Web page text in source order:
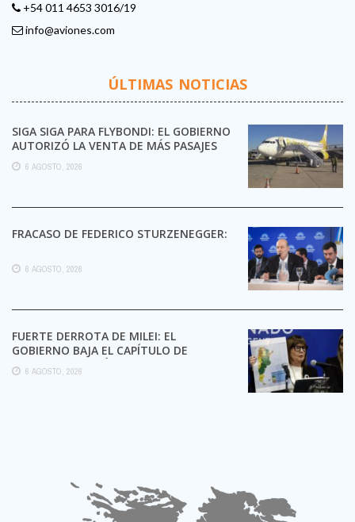
+54 011 4653 3016/19
info@aviones.com
ÚLTIMAS NOTICIAS
SIGA SIGA PARA FLYBONDI: EL GOBIERNO
AUTORIZÓ LA VENTA DE MÁS PASAJES
6 AGOSTO, 2026
FRACASO DE FEDERICO STURZENEGGER:
6 AGOSTO, 2026
FUERTE DERROTA DE MILEI: EL
GOBIERNO BAJA EL CAPÍTULO DE
EXTRANJERIZACIÓN DE TIERRAS
6 AGOSTO, 2026